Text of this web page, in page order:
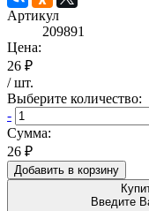
Артикул
209891
Цена:
26 ₽
/шт.
Выберите количество:
-
Сумма:
26 ₽
Добавить в корзину
Введите